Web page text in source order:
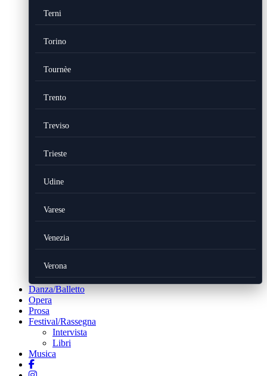
Terni
Torino
Tournèe
Trento
Treviso
Trieste
Udine
Varese
Venezia
Verona
Danza/Balletto
Opera
Prosa
Festival/Rassegna
Intervista
Libri
Musica